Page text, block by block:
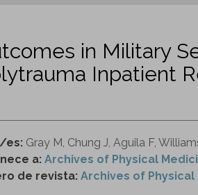
in Military
Inpatient
es: Gray M, Chung J, Aguila F,
a: Archives of Physical
de revista: Archives of Physical